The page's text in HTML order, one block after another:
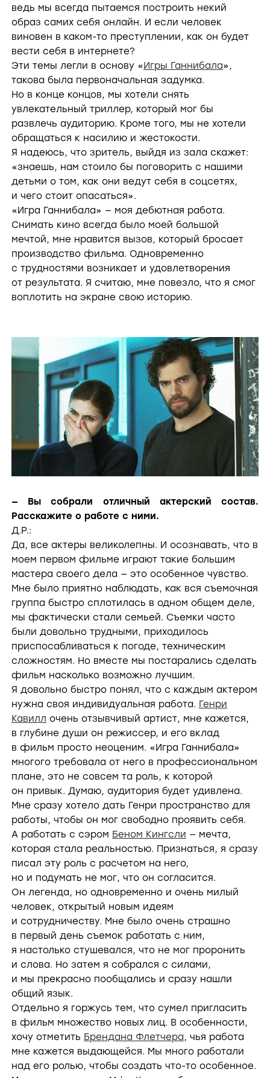
ведь мы всегда пытаемся построить некий
образ самих себя онлайн. И если человек
виновен в каком-то преступлении, как он будет
вести себя в интернете?
Эти темы легли в основу «Игры Ганнибала»,
такова была первоначальная задумка.
Но в конце концов, мы хотели снять
увлекательный триллер, который мог бы
развлечь аудиторию. Кроме того, мы не хотели
обращаться к насилию и жестокости.
Я надеюсь, что зритель, выйдя из зала скажет:
«знаешь, нам стоило бы поговорить с нашими
детьми о том, как они ведут себя в соцсетях,
и чего стоит опасаться».
«Игра Ганнибала» — моя дебютная работа.
Снимать кино всегда было моей большой
мечтой, мне нравится вызов, который бросает
производство фильма. Одновременно
с трудностями возникает и удовлетворения
от результата. Я считаю, мне повезло, что я смог
воплотить на экране свою историю.
— Вы собрали отличный актерский состав.
Расскажите о работе с ними.
Д.Р.:
Да, все актеры великолепны. И осознавать, что в
моем первом фильме играют такие большим
мастера своего дела — это особенное чувство.
Мне было приятно наблюдать, как вся съемочная
группа быстро сплотилась в одном общем деле,
мы фактически стали семьей. Съемки часто
были довольно трудными, приходилось
приспосабливаться к погоде, техническим
сложностям. Но вместе мы постарались сделать
фильм насколько возможно лучшим.
Я довольно быстро понял, что с каждым актером
нужна своя индивидуальная работа. Генри
Кавилл очень отзывчивый артист, мне кажется,
в глубине души он режиссер, и его вклад
в фильм просто неоценим. «Игра Ганнибала»
многого требовала от него в профессиональном
плане, это не совсем та роль, к которой
он привык. Думаю, аудитория будет удивлена.
Мне сразу хотело дать Генри пространство для
работы, чтобы он мог свободно проявить себя.
А работать с сэром Беном Кингсли — мечта,
которая стала реальностью. Признаться, я сразу
писал эту роль с расчетом на него,
но и подумать не мог, что он согласится.
Он легенда, но одновременно и очень милый
человек, открытый новым идеям
и сотрудничеству. Мне было очень страшно
в первый день съемок работать с ним,
я настолько стушевался, что не мог проронить
и слова. Но затем я собрался с силами,
и мы прекрасно пообщались и сразу нашли
общий язык.
Отдельно я горжусь тем, что сумел пригласить
в фильм множество новых лиц. В особенности,
хочу отметить Брендана Флетчера, чья работа
мне кажется выдающейся. Мы много работали
над его ролью, чтобы создать что-то особенное.